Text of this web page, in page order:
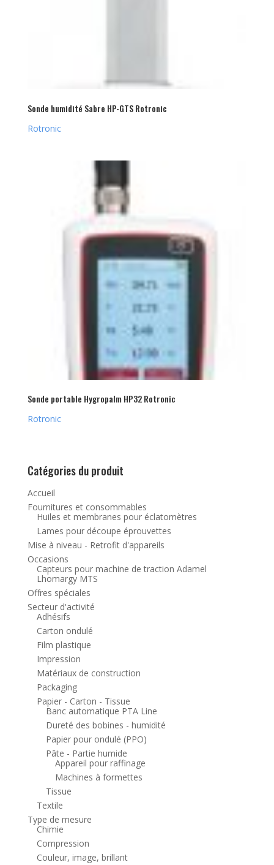
Sonde humidité Sabre HP-GTS Rotronic
Rotronic
Sonde portable Hygropalm HP32 Rotronic
Rotronic
Catégories du produit
Accueil
Fournitures et consommables
Huiles et membranes pour éclatomètres
Lames pour découpe éprouvettes
Mise à niveau - Retrofit d'appareils
Occasions
Capteurs pour machine de traction Adamel
Lhomargy MTS
Offres spéciales
Secteur d'activité
Adhésifs
Carton ondulé
Film plastique
Impression
Matériaux de construction
Packaging
Papier - Carton - Tissue
Banc automatique PTA Line
Dureté des bobines - humidité
Papier pour ondulé (PPO)
Pâte - Partie humide
Appareil pour raffinage
Machines à formettes
Tissue
Textile
Type de mesure
Chimie
Compression
Couleur, image, brillant